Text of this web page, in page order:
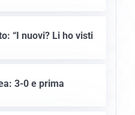
“I nuovi? Li ho visti
3-0 e prima